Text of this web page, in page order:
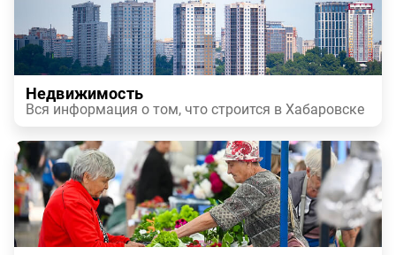
Недвижимость
Вся информация о том, что строится в Хабаровске